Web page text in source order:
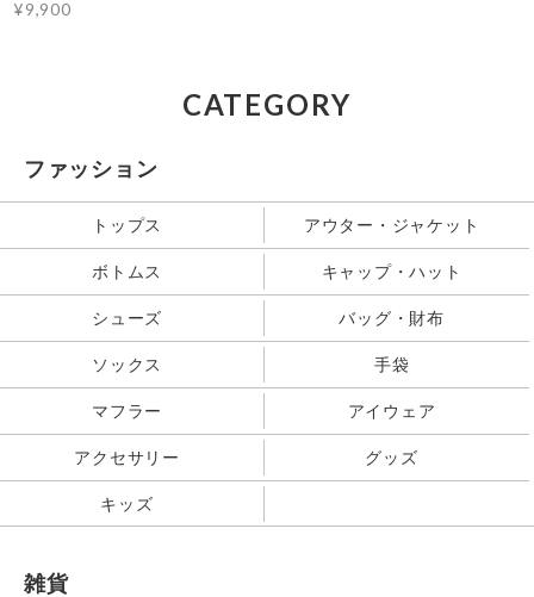
¥9,900
CATEGORY
ファッション
トップス アウター・ジャケット
ボトムス キャップ・ハット
シューズ バッグ・財布
ソックス 手袋
マフラー アイウェア
アクセサリー グッズ
キッズ
雑貨